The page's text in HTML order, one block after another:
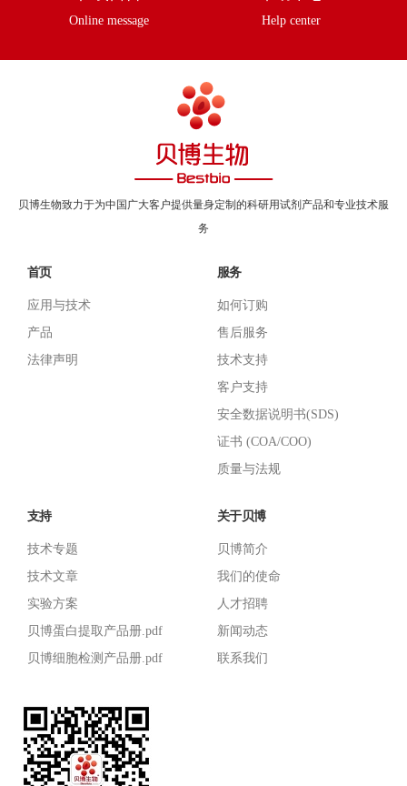
Online message Help center
贝博生物致力于为中国广大客户提供量身定制的科研用试剂产品和专业技术服
务
首页
应用与技术
产品
法律声明
服务
如何订购
售后服务
技术支持
客户支持
安全数据说明书(SDS)
证书 (COA/COO)
质量与法规
支持
技术专题
技术文章
实验方案
贝博蛋白提取产品册.pdf
贝博细胞检测产品册.pdf
关于贝博
贝博简介
我们的使命
人才招聘
新闻动态
联系我们